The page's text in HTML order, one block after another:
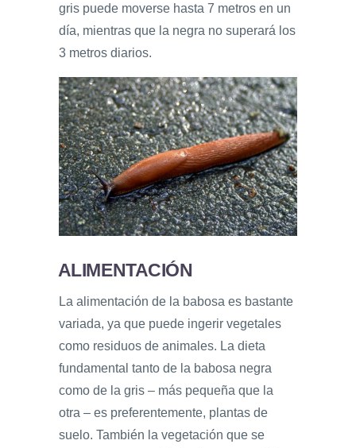
gris puede moverse hasta 7 metros en un
día, mientras que la negra no superará los
3 metros diarios.
ALIMENTACIÓN
La alimentación de la babosa es bastante
variada, ya que puede ingerir vegetales
como residuos de animales. La dieta
fundamental tanto de la babosa negra
como de la gris – más pequeña que la
otra – es preferentemente, plantas de
suelo. También la vegetación que se